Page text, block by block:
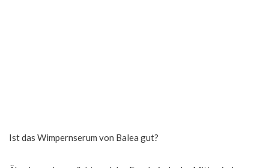
Ist das Wimpernserum von Balea gut?